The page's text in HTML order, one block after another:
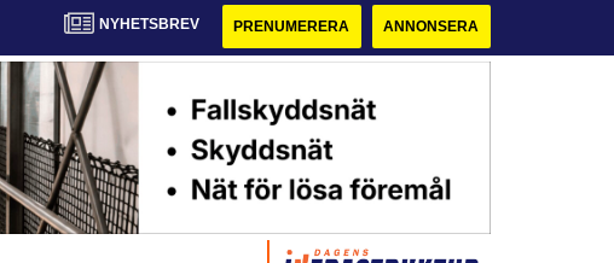
NYHETSBREV PRENUMERERA ANNONSERA